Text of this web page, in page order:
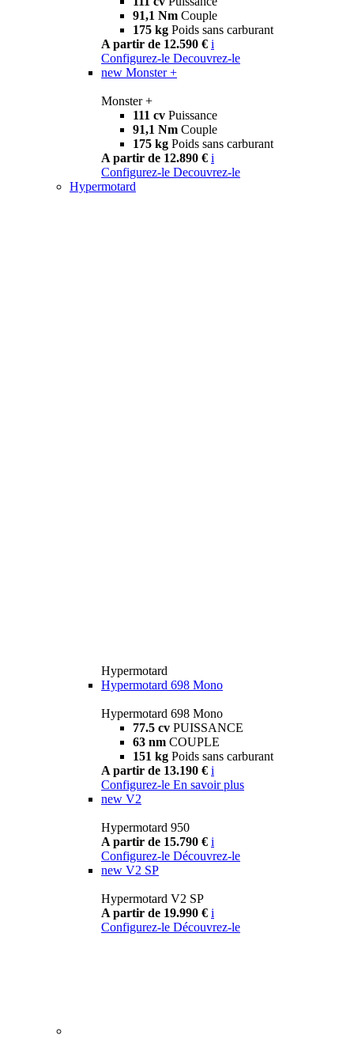
91,1 Nm Couple
175 kg Poids sans carburant
A partir de 12.590 € i
Configurez-le Decouvrez-le
new Monster +
Monster +
111 cv Puissance
91,1 Nm Couple
175 kg Poids sans carburant
A partir de 12.890 € i
Configurez-le Decouvrez-le
Hypermotard
Hypermotard
Hypermotard 698 Mono
Hypermotard 698 Mono
77.5 cv PUISSANCE
63 nm COUPLE
151 kg Poids sans carburant
A partir de 13.190 € i
Configurez-le En savoir plus
new V2
Hypermotard 950
A partir de 15.790 € i
Configurez-le Découvrez-le
new V2 SP
Hypermotard V2 SP
A partir de 19.990 € i
Configurez-le Découvrez-le